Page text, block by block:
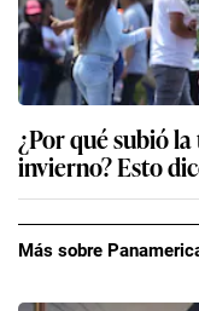
¿Por qué subió
invierno? Esto
Más sobre